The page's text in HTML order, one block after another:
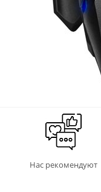
Нас рекомендуют